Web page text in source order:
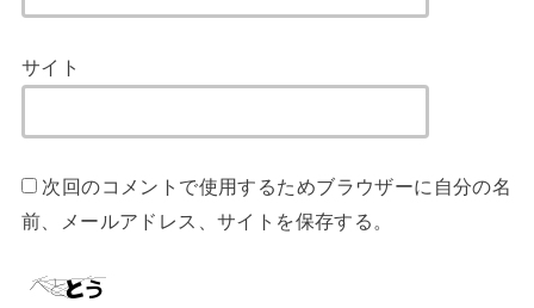
サイト
次回のコメントで使用するためブラウザーに自分の名
前、メールアドレス、サイトを保存する。